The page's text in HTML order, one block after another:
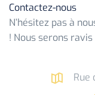
Contactez-nous
N’hésitez pas à
! Nous serons
Rue